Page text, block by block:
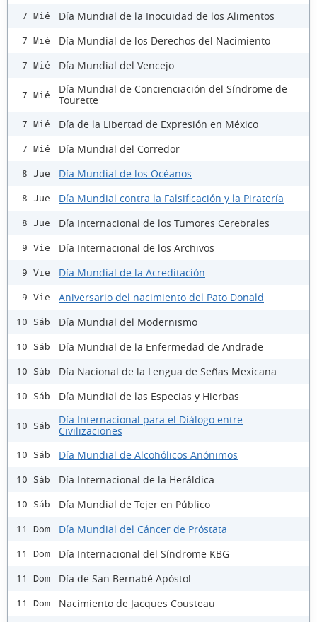
7 Mié Día Mundial de la Inocuidad de los Alimentos
7 Mié Día Mundial de los Derechos del Nacimiento
7 Mié Día Mundial del Vencejo
7 Mié
Día Mundial de Concienciación del Síndrome de
Tourette
7 Mié Día de la Libertad de Expresión en México
7 Mié Día Mundial del Corredor
8 Jue Día Mundial de los Océanos
8 Jue Día Mundial contra la Falsificación y la Piratería
8 Jue Día Internacional de los Tumores Cerebrales
9 Vie Día Internacional de los Archivos
9 Vie Día Mundial de la Acreditación
9 Vie Aniversario del nacimiento del Pato Donald
10 Sáb Día Mundial del Modernismo
10 Sáb Día Mundial de la Enfermedad de Andrade
10 Sáb Día Nacional de la Lengua de Señas Mexicana
10 Sáb Día Mundial de las Especias y Hierbas
10 Sáb
Día Internacional para el Diálogo entre
Civilizaciones
10 Sáb Día Mundial de Alcohólicos Anónimos
10 Sáb Día Internacional de la Heráldica
10 Sáb Día Mundial de Tejer en Público
11 Dom Día Mundial del Cáncer de Próstata
11 Dom Día Internacional del Síndrome KBG
11 Dom Día de San Bernabé Apóstol
11 Dom
Nacimiento de Jacques Cousteau